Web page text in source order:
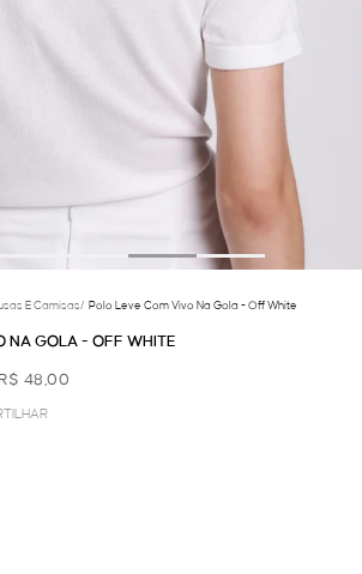
E Camisas/ Polo Leve Com Vivo Na Gola - Off White
NA GOLA - OFF WHITE
48,00